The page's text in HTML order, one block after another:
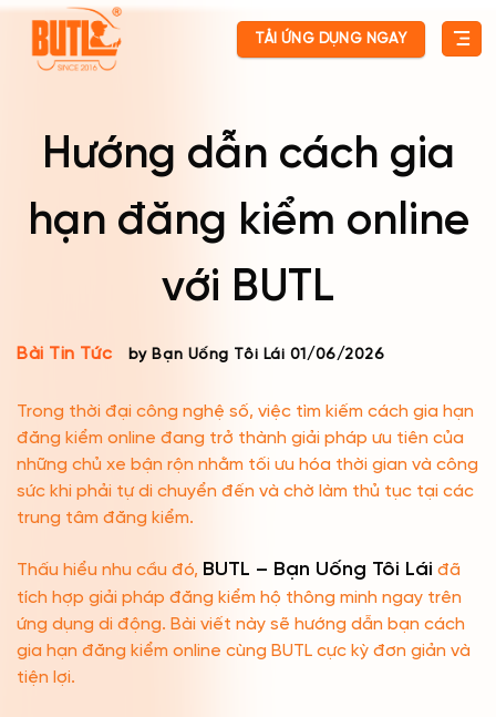
Skip
content
TẢI ỨNG DỤNG NGAY
Hướng dẫn cách gia
hạn đăng kiểm online
với BUTL
Bài Tin Tức by Bạn Uống Tôi Lái 01/06/2026
Trong thời đại công nghệ số, việc tìm kiếm cách gia hạn
đăng kiểm online đang trở thành giải pháp ưu tiên của
những chủ xe bận rộn nhằm tối ưu hóa thời gian và công
sức khi phải tự di chuyển đến và chờ làm thủ tục tại các
trung tâm đăng kiểm.
Thấu hiểu nhu cầu đó, BUTL – Bạn Uống Tôi Lái đã
tích hợp giải pháp đăng kiểm hộ thông minh ngay trên
ứng dụng di động. Bài viết này sẽ hướng dẫn bạn cách
gia hạn đăng kiểm online cùng BUTL cực kỳ đơn giản và
tiện lợi.